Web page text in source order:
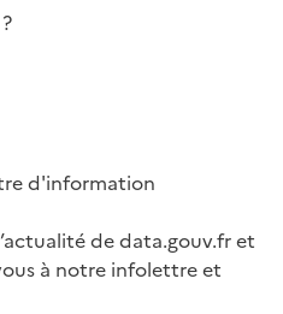
d'information
de data.gouv.fr et
à notre infolettre et